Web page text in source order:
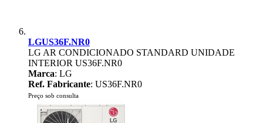
LGUS36F.NR0
LG AR CONDICIONADO STANDARD UNIDADE
INTERIOR US36F.NR0
Marca: LG
Ref. Fabricante: US36F.NR0
Preço sob consulta